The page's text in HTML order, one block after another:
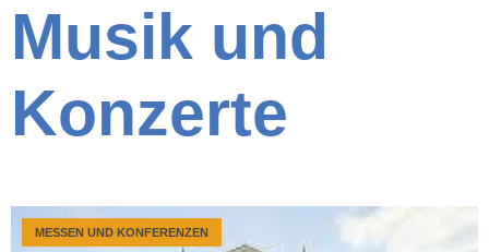
Musik und
Konzerte
MESSEN UND KONFERENZEN